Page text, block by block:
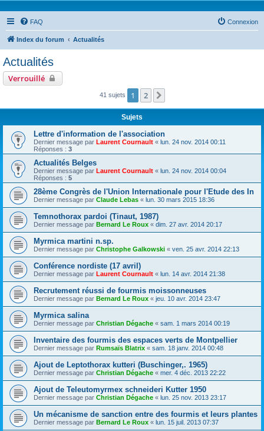
FAQ Connexion
Index du forum Actualités
Actualités
Verrouillé
41 sujets 1 2
Sujets
Lettre d'information de l'association
Dernier message par Laurent Cournault « lun. 24 nov. 2014 00:11
Réponses : 3
Actualités Belges
Dernier message par Laurent Cournault « lun. 24 nov. 2014 00:04
Réponses : 5
28ème Congrès de l'Union Internationale pour l'Etude des In
Dernier message par Claude Lebas « lun. 30 mars 2015 18:36
Temnothorax pardoi (Tinaut, 1987)
Dernier message par Bernard Le Roux « dim. 27 avr. 2014 20:17
Myrmica martini n.sp.
Dernier message par Christophe Galkowski « ven. 25 avr. 2014 22:13
Conférence nordiste (17 avril)
Dernier message par Laurent Cournault « lun. 14 avr. 2014 21:38
Recrutement réussi de fourmis moissonneuses
Dernier message par Bernard Le Roux « jeu. 10 avr. 2014 23:47
Myrmica salina
Dernier message par Christian Dégache « sam. 1 mars 2014 00:19
Inventaire des fourmis des espaces verts de Montpellier
Dernier message par Rumsaïs Blatrix « sam. 18 janv. 2014 00:48
Ajout de Leptothorax kutteri (Buschinger,. 1965)
Dernier message par Christian Dégache « mer. 4 déc. 2013 22:22
Ajout de Teleutomyrmex schneideri Kutter 1950
Dernier message par Christian Dégache « lun. 25 nov. 2013 23:17
Un mécanisme de sanction entre des fourmis et leurs plantes
Dernier message par Bernard Le Roux « lun. 15 juil. 2013 07:37